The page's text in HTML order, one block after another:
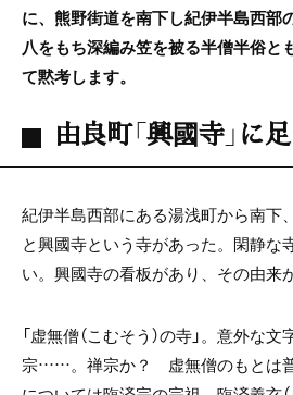
に、熊野街道を南下し紀伊半島西部
八をもち深編み笠を被る半僧半俗と
て黙考します。
由良町「興國寺」に
紀伊半島西部にある湯浅町から南下
と興國寺という寺があった。閑静な
い。興國寺の看板があり、その由来
「虚無僧（こむそう）の寺」。意外な
宗……。禅宗か？ 虚無僧のもとは普